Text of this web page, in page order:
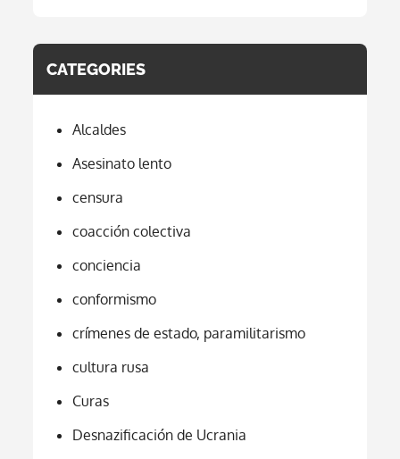
CATEGORIES
Alcaldes
Asesinato lento
censura
coacción colectiva
conciencia
conformismo
crímenes de estado, paramilitarismo
cultura rusa
Curas
Desnazificación de Ucrania